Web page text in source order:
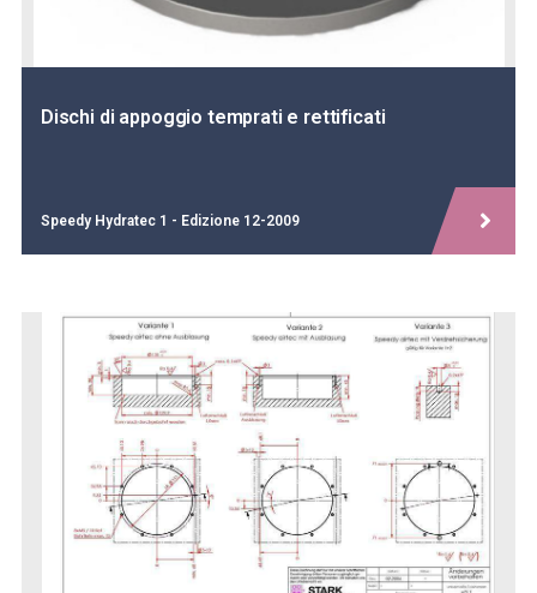
Dischi di appoggio temprati e rettificati
Speedy Hydratec 1 - Edizione 12-2009